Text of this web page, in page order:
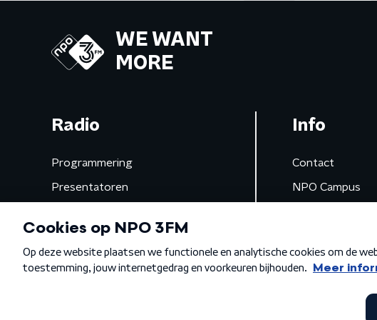
WE WANT
MORE
Radio
Programmering
Presentatoren
Gemist
Info
Contact
NPO Campus
Algemene voorwaarden Privacybeleid